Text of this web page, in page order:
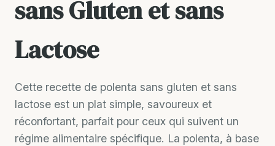
sans Gluten et sans
Lactose
Cette recette de polenta sans gluten et sans
lactose est un plat simple, savoureux et
réconfortant, parfait pour ceux qui suivent un
régime alimentaire spécifique. La polenta, à base